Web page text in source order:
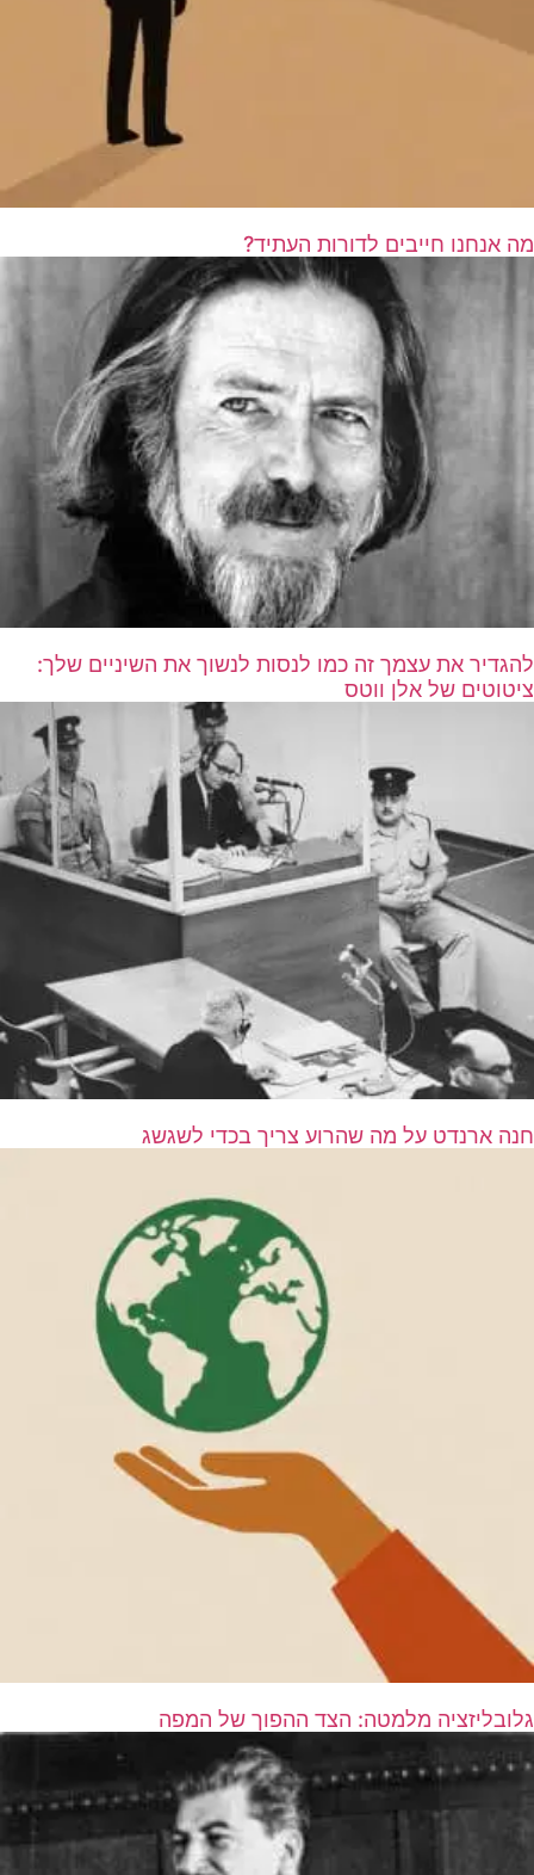
מה אנחנו חייבים לדורות העתיד?
להגדיר את עצמך זה כמו לנסות לנשוך את השיניים שלך:
ציטוטים של אלן ווטס
חנה ארנדט על מה שהרוע צריך בכדי לשגשג
גלובליזציה מלמטה: הצד ההפוך של המפה